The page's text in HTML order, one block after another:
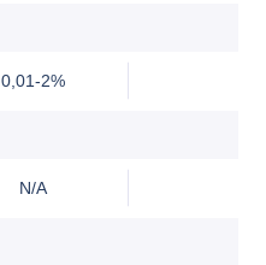
0,01-2%
N/A